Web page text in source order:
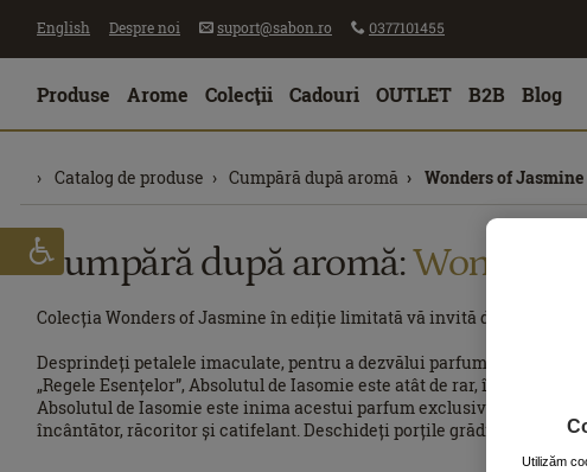
English Despre noi suport@sabon.ro 0377101455
Produse Arome Colecţii Cadouri OUTLET B2B Blog
Catalog de produse Cumpără după aromă Wonders of Jasmine
Cumpără după aromă:Wonders
Colecția Wonders of Jasmine în ediție limitată vă invită din nou în
Desprindeți petalele imaculate, pentru a dezvălui parfumul
„Regele Esențelor”, Absolutul de Iasomie este atât de rar, încât
Absolutul de Iasomie este inima acestui parfum exclusivist. Toate
încântător, răcoritor și catifelant. Deschideți porțile grădinii pentru
Utilizăm